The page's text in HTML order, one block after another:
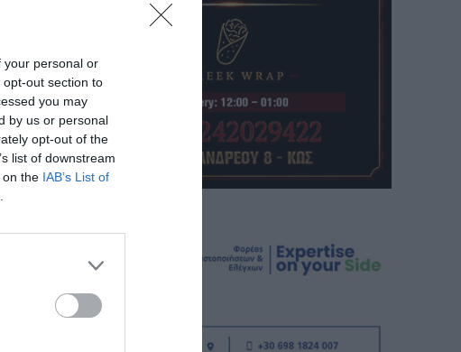
your personal or
out section to
you may
by us or personal
opt-out of the
list of downstream
on the IAB’s List of